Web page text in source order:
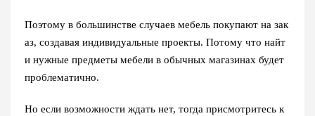
Поэтому в большинстве случаев мебель покупают на зак
аз, создавая индивидуальные проекты. Потому что найт
и нужные предметы мебели в обычных магазинах будет
проблематично.
Но если возможности ждать нет, тогда присмотритесь к